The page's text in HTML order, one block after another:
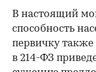
В настоящий
способность
первичку
в 214-ФЗ